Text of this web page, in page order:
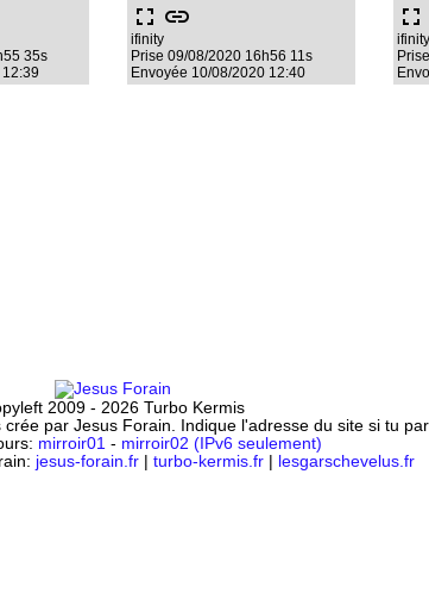
35s
fullscreen link
ifinity
Prise 09/08/2020 16h56 11s
Envoyée 10/08/2020 12:40
fullscreen
ifinity
2009 - 2026 Turbo Kermis
par Jesus Forain. Indique l'adresse du site si tu
mirroir01 - mirroir02 (IPv6 seulement)
jesus-forain.fr| turbo-kermis.fr| lesgarschevelus.fr